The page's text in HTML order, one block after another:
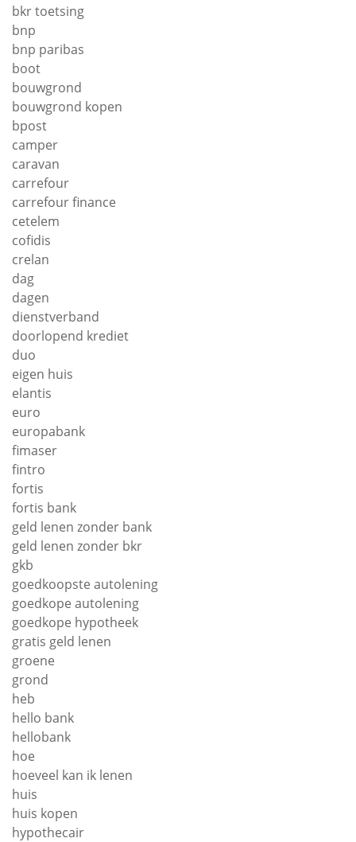
bkr toetsing
bnp
bnp paribas
boot
bouwgrond
bouwgrond kopen
bpost
camper
caravan
carrefour
carrefour finance
cetelem
cofidis
crelan
dag
dagen
dienstverband
doorlopend krediet
duo
eigen huis
elantis
euro
europabank
fimaser
fintro
fortis
fortis bank
geld lenen zonder bank
geld lenen zonder bkr
gkb
goedkoopste autolening
goedkope autolening
goedkope hypotheek
gratis geld lenen
groene
grond
heb
hello bank
hellobank
hoe
hoeveel kan ik lenen
huis
huis kopen
hypothecair